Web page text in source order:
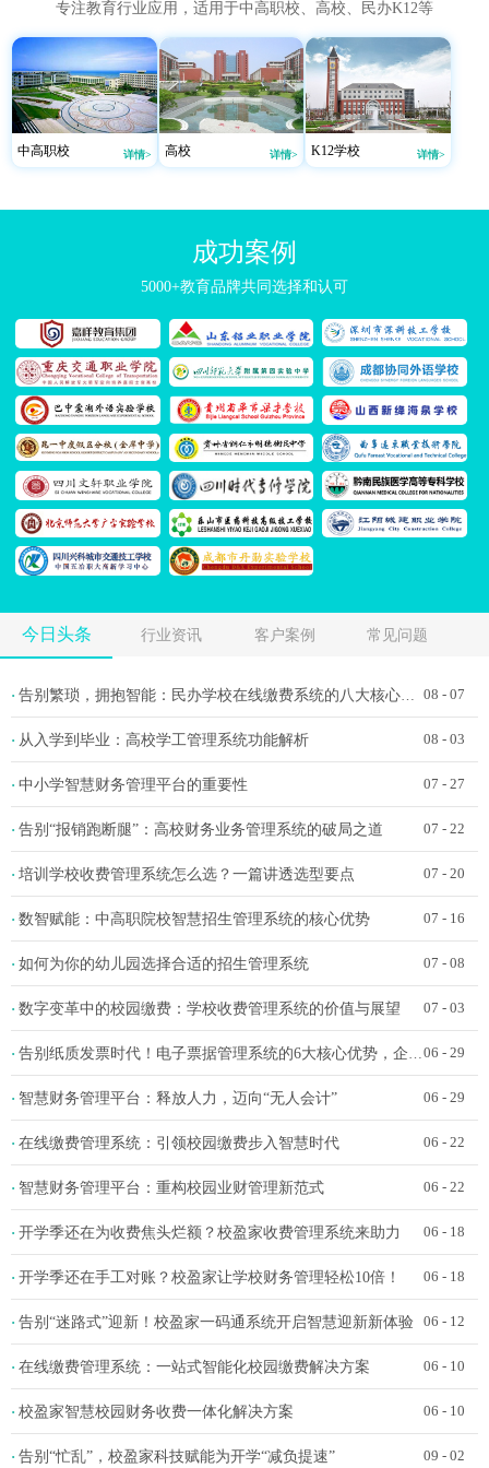
专注教育行业应用，适用于中高职校、高校、民办K12等
中高职校 详情> 高校 详情> K12学校 详情>
成功案例
5000+教育品牌共同选择和认可
今日头条 行业资讯 客户案例 常见问题
08 - 07
· 告别繁琐，拥抱智能：民办学校在线缴费系统的八大核心功能
08 - 03
· 从入学到毕业：高校学工管理系统功能解析
07 - 27
· 中小学智慧财务管理平台的重要性
07 - 22
· 告别“报销跑断腿”：高校财务业务管理系统的破局之道
07 - 20
· 培训学校收费管理系统怎么选？一篇讲透选型要点
07 - 16
· 数智赋能：中高职院校智慧招生管理系统的核心优势
07 - 08
· 如何为你的幼儿园选择合适的招生管理系统
07 - 03
· 数字变革中的校园缴费：学校收费管理系统的价值与展望
06 - 29
· 告别纸质发票时代！电子票据管理系统的6大核心优势，企业财务必看
06 - 29
· 智慧财务管理平台：释放人力，迈向“无人会计”
06 - 22
· 在线缴费管理系统：引领校园缴费步入智慧时代
06 - 22
· 智慧财务管理平台：重构校园业财管理新范式
06 - 18
· 开学季还在为收费焦头烂额？校盈家收费管理系统来助力
06 - 18
· 开学季还在手工对账？校盈家让学校财务管理轻松10倍！
06 - 12
· 告别“迷路式”迎新！校盈家一码通系统开启智慧迎新新体验
06 - 10
· 在线缴费管理系统：一站式智能化校园缴费解决方案
06 - 10
· 校盈家智慧校园财务收费一体化解决方案
09 - 02
· 告别“忙乱”，校盈家科技赋能为开学“减负提速”